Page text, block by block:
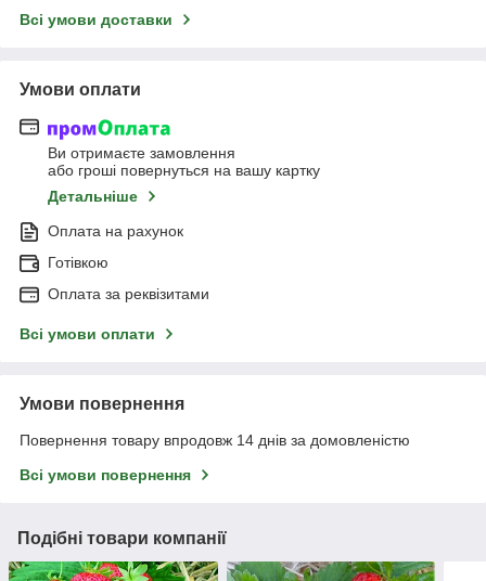
Всі умови доставки
Умови оплати
Ви отримаєте замовлення
або гроші повернуться на вашу картку
Детальніше
Оплата на рахунок
Готівкою
Оплата за реквізитами
Всі умови оплати
Умови повернення
Повернення товару впродовж 14 днів за домовленістю
Всі умови повернення
Подібні товари компанії